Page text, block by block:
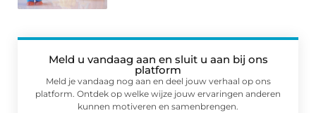
Meld u vandaag aan en sluit u aan bij ons
platform
Meld je vandaag nog aan en deel jouw verhaal op ons
platform. Ontdek op welke wijze jouw ervaringen anderen
kunnen motiveren en samenbrengen.